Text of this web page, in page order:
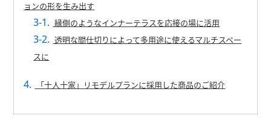
ョンの形を生み出す
縁側のようなインナーテラスを応接の場に活用
透明な間仕切りによって多用途に使えるマルチスペー
スに
「十人十家」リモデルプランに採用した商品のご紹介